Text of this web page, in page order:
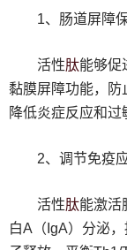
1、肠道屏障
活性肽能够促
黏膜屏障功能，防
降低炎症反应和过
2、调节免疫
活性肽能激活
白A（IgA）分泌